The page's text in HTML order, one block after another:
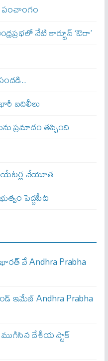
పంచాంగం
నేటి కార్టూన్ ‘ఔరా’
బదిలీలు
ప్రమాదం తప్పింది
చేయూత
పెద్దపీట
వే Andhra Prabha
ఇమేజ్ Andhra Prabha
ముగిసిన దేశీయ స్టాక్